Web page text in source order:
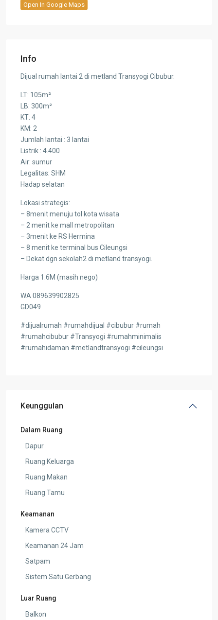
Open In Google Maps
Info
Dijual rumah lantai 2 di metland Transyogi Cibubur.
LT: 105m²
LB: 300m²
KT: 4
KM: 2
Jumlah lantai : 3 lantai
Listrik : 4.400
Air: sumur
Legalitas: SHM
Hadap selatan
Lokasi strategis:
– 8menit menuju tol kota wisata
– 2 menit ke mall metropolitan
– 3menit ke RS Hermina
– 8 menit ke terminal bus Cileungsi
– Dekat dgn sekolah2 di metland transyogi.
Harga 1.6M (masih nego)
WA 089639902825
GD049
#dijualrumah #rumahdijual #cibubur #rumah
#rumahcibubur #Transyogi #rumahminimalis
#rumahidaman #metlandtransyogi #cileungsi
Keunggulan
Dalam Ruang
Dapur
Ruang Keluarga
Ruang Makan
Ruang Tamu
Keamanan
Kamera CCTV
Keamanan 24 Jam
Satpam
Sistem Satu Gerbang
Luar Ruang
Balkon